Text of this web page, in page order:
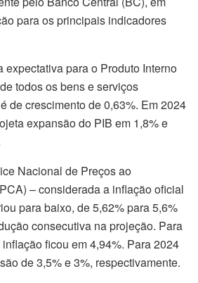
para os principais indicadores
expectativa para o Produto Interno
todos os bens e serviços
de crescimento de 0,63%. Em 2024
expansão do PIB em 1,8% e
Nacional de Preços ao
– considerada a inflação oficial
para baixo, de 5,62% para 5,6%
consecutiva na projeção. Para
ficou em 4,94%. Para 2024
de 3,5% e 3%, respectivamente.